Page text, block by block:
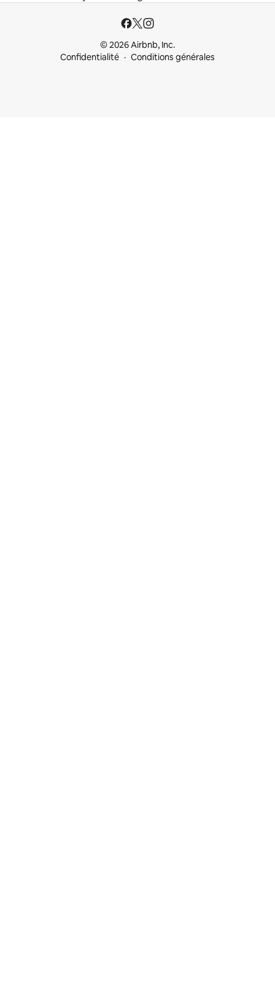
© 2026 Airbnb, Inc.
Confidentialité
Conditions générales